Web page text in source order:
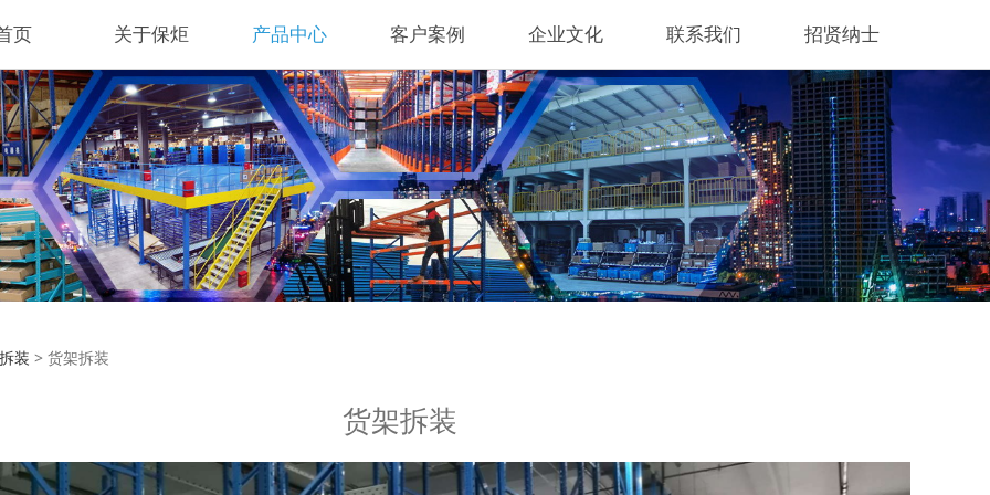
页 关于保炬 产品中心 客户案例 企业文化 联系我们 招贤纳士
装
装 > 货架拆装
货架拆装